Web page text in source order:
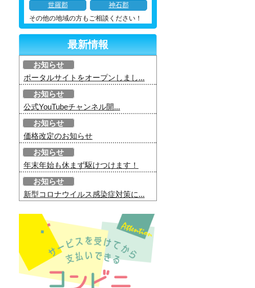
世羅郡
神石郡
その他の地域の方もご相談ください！
最新情報
お知らせ
ポータルサイトをオープンしまし...
お知らせ
公式YouTubeチャンネル開...
お知らせ
価格改定のお知らせ
お知らせ
年末年始も休まず駆けつけます！
お知らせ
新型コロナウイルス感染症対策に...